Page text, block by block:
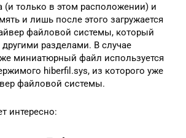
(и только в этом расположении) и
и лишь после этого загружается
файловой системы, который
разделами. В случае
же миниатюрный файл используется
hiberfil.sys, из которого уже
файловой системы.
интересно: